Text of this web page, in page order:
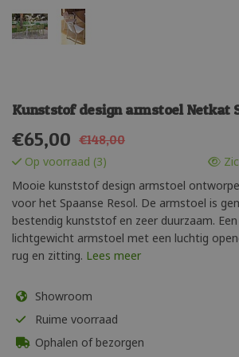
Kunststof design armstoel Netkat
€65,00 €148,00
Op voorraad (3)
Mooie kunststof design armstoel
voor het Spaanse Resol. De armstoel is
bestendig kunststof en zeer duurzaam.
lichtgewicht armstoel met een luchtig
rug en zitting. Lees meer
Showroom
Ruime voorraad
Ophalen of bezorgen